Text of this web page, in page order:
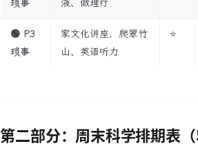
琐事 液、做理疗
🟢 P3
琐事
家文化讲座，爬翠竹
山、英语听力
⭐
第二部分：周末科学排期表